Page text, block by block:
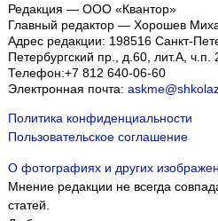
Редакция — ООО «Квантор»
Главный редактор — Хорошев
Адрес редакции: 198516 Санкт-
Петербургский пр., д.60, лит.А,
Телефон:+7 812 640-06-60
Электронная почта:
Политика конфиденциальности
Пользовательское соглашение
О фотографиях и других
Мнение редакции не всегда
статей.